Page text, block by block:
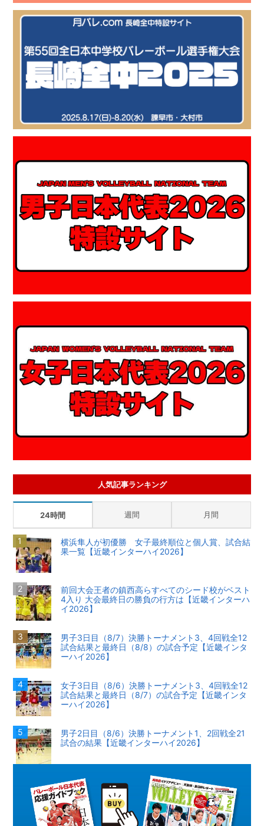
人気記事ランキング
24時間 週間 月間
横浜隼人が初優勝 女子最終順位と個人賞、試合結
果一覧【近畿インターハイ2026】
前回大会王者の鎮西高らすべてのシード校がベスト
4入り 大会最終日の勝負の行方は【近畿インターハ
イ2026】
男子3日目（8/7）決勝トーナメント3、4回戦全12
試合結果と最終日（8/8）の試合予定【近畿インタ
ーハイ2026】
女子3日目（8/6）決勝トーナメント3、4回戦全12
試合結果と最終日（8/7）の試合予定【近畿インタ
ーハイ2026】
男子2日目（8/6）決勝トーナメント1、2回戦全21
試合の結果【近畿インターハイ2026】